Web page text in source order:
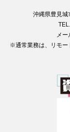
沖縄県豊見
メ
※通常業務は、リモー